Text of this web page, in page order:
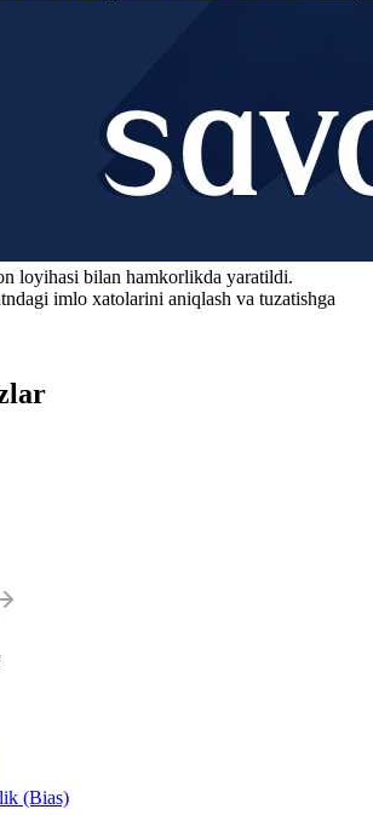
loyihasi bilan hamkorlikda yaratildi.
imlo xatolarini aniqlash va tuzatishga
(Bias)